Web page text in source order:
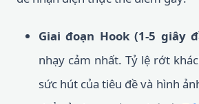
Giai đoạn Hook (1-5 giây
nhạy cảm nhất. Tỷ lệ rớt
sức hút của tiêu đề và hình